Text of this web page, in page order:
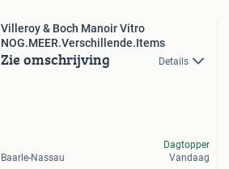
Villeroy & Boch Manoir Vitro
NOG.MEER.Verschillende.Items
Zie omschrijving Details
Baarle-Nassau
Dagtopper
Vandaag